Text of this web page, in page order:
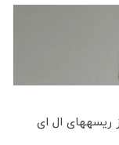
ضد آب بودن یا غیر ضد آب بودن: استفاده از‎ ریسه‎های ال ای